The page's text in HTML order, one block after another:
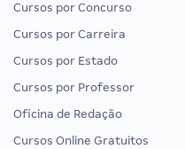
Cursos por Concurso
Cursos por Carreira
Cursos por Estado
Cursos por Professor
Oficina de Redação
Cursos Online Gratuitos